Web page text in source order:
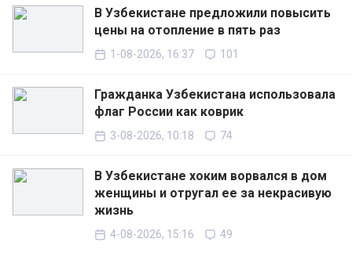
В Узбекистане предложили повысить
цены на отопление в пять раз
1-08-2026, 16:37 101
Гражданка Узбекистана использовала
флаг России как коврик
3-08-2026, 10:18 74
В Узбекистане хоким ворвался в дом
женщины и отругал ее за некрасивую
жизнь
4-08-2026, 15:16 49